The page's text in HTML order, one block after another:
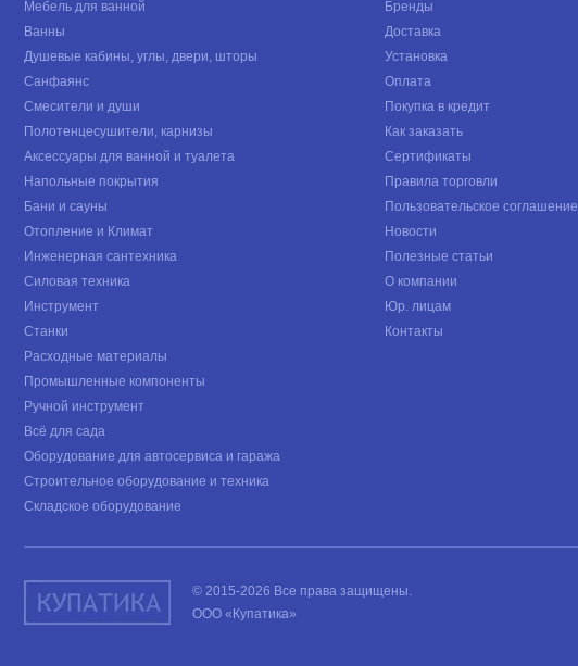
Мебель для ванной
Ванны
Душевые кабины, углы, двери, шторы
Санфаянс
Смесители и души
Полотенцесушители, карнизы
Аксессуары для ванной и туалета
Напольные покрытия
Бани и сауны
Отопление и Климат
Инженерная сантехника
Силовая техника
Инструмент
Станки
Расходные материалы
Промышленные компоненты
Ручной инструмент
Всё для сада
Оборудование для автосервиса и гаража
Строительное оборудование и техника
Складское оборудование
Бренды
Доставка
Установка
Оплата
Покупка в кредит
Как заказать
Сертификаты
Правила торговли
Пользовательское соглашение
Новости
Полезные статьи
О компании
Юр. лицам
Контакты
© 2015-2026 Все права защищены.
ООО «Купатика»